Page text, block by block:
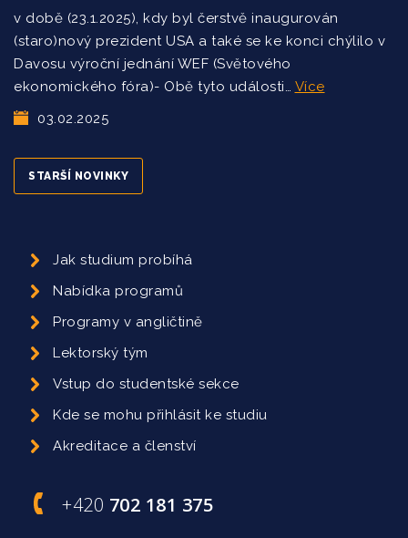
v době (23.1.2025), kdy byl čerstvě inaugurován
(staro)nový prezident USA a také se ke konci chýlilo v
Davosu výroční jednání WEF (Světového
ekonomického fóra)- Obě tyto události… Více
03.02.2025
STARŠÍ NOVINKY
Jak studium probíhá
Nabídka programů
Programy v angličtině
Lektorský tým
Vstup do studentské sekce
Kde se mohu přihlásit ke studiu
Akreditace a členství
+420 702 181 375